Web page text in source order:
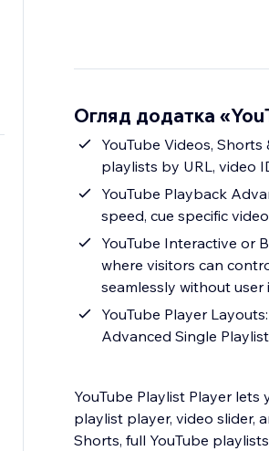
Огляд додатка
YouTube Videos, Shorts
playlists by URL, video
YouTube Playback
speed, cue specific
YouTube Interactive or
where visitors can
seamlessly without user
YouTube Player
Advanced Single
YouTube Playlist Player lets
playlist player, video slider,
Shorts, full YouTube